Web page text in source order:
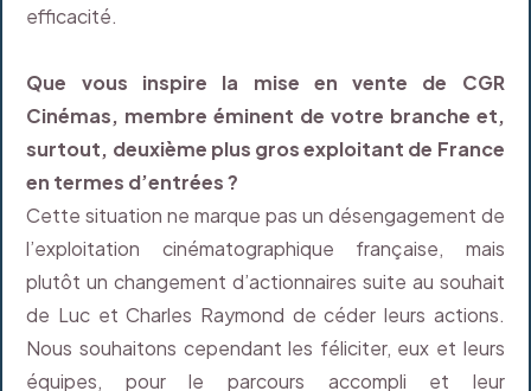
efficacité.
Que vous inspire la mise en vente de CGR
Cinémas, membre éminent de votre branche et,
surtout, deuxième plus gros exploitant de France
en termes d’entrées ?
Cette situation ne marque pas un désengagement de
l’exploitation cinématographique française, mais
plutôt un changement d’actionnaires suite au souhait
de Luc et Charles Raymond de céder leurs actions.
Nous souhaitons cependant les féliciter, eux et leurs
équipes, pour le parcours accompli et leur